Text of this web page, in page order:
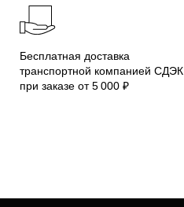
Бесплатная доставка
транспортной компанией СДЭК
при заказе от 5 000 ₽